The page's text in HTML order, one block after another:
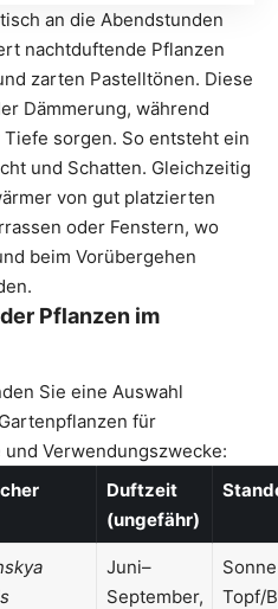
an die Abendstunden
nachtduftende Pflanzen
zarten Pastelltönen. Diese
Dämmerung, während
sorgen. So entsteht ein
und Schatten. Gleichzeitig
von gut platzierten
oder Fenstern, wo
beim Vorübergehen
Pflanzen im
Sie eine Auswahl
für
Verwendungszwecke:
Duftzeit
(ungefähr)
Juni–
September,
Topf/